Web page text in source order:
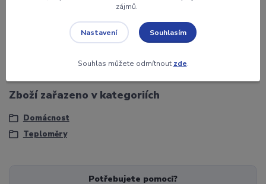
2 roky
Zboží zařazeno v kategoriích
Domácnost
Teploměry
Potřebujete pomoci?
zájmů.
Nastavení Souhlasím
Souhlas můžete odmítnout zde.